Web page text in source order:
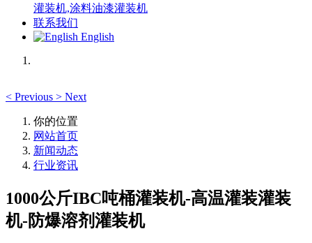
灌装机,涂料油漆灌装机
联系我们
English
< Previous > Next
你的位置
网站首页
新闻动态
行业资讯
1000公斤IBC吨桶灌装机-高温灌装灌装
机-防爆溶剂灌装机